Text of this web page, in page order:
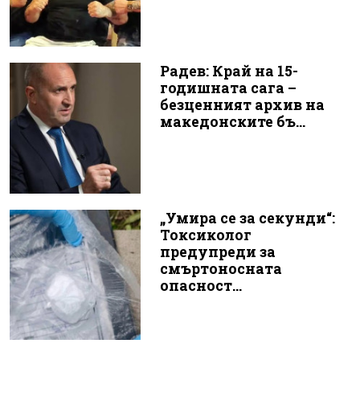
Радев: Край на 15-
годишната сага –
безценният архив на
македонските бъ...
„Умира се за секунди“:
Токсиколог
предупреди за
смъртоносната
опасност...